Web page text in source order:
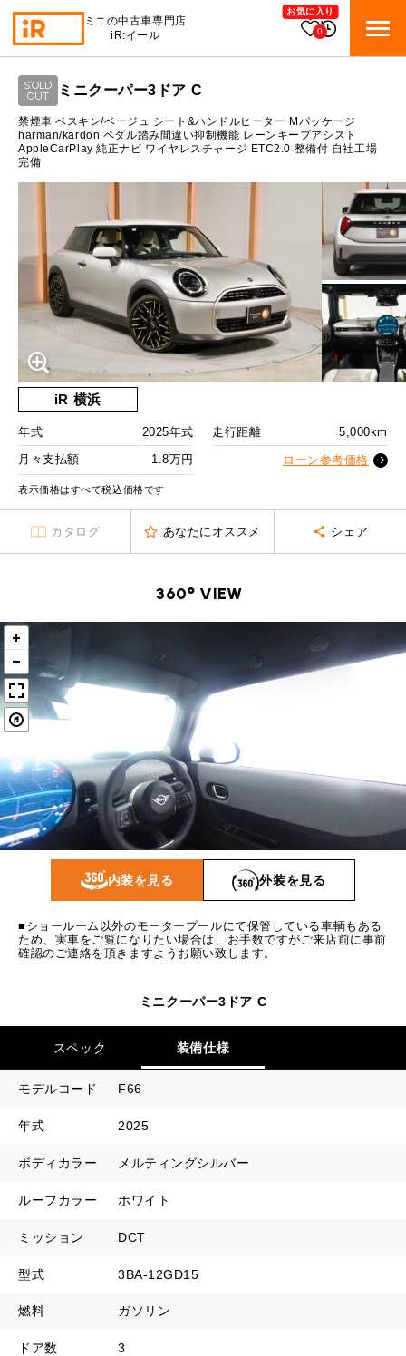
ミニの中古車専門店
iR:イール
お気に入り
0
BMW MINI BMWミニ 在庫検索
ROVER MINI ローバーミニ 在庫検索
TRADE 買取
TOP
iRの買取が他社よりも高い理由
売却手順
必要書類
買取Q&A
iRで愛車を売却されたお客様の声
BMWミニ買取査定依頼
ローバーミニ買取査定依頼
MAINTENANCE メンテナンス
TOP
BMWミニ メンテナンス
ローバーミニ メンテナンス
BLOG & MEDIA ブログ＆メディア
TOP
MINI Blog スタッフブログ
User's Voice 購入者様の声
Part's Report
Movie 動画一覧
MINI KNOWLEDGE ミニナレッジ
BMWミニナレッジ
ローバーミニナレッジ
会社概要
スタッフ紹介
RECRUIT 採用情報
お知らせ プライバシーポリシー
工場
お問い合わせ
BMW MINIサービス工場
iR TECH FACTORY
ROVER MINI
iR MAKERS
TEL
MAP
査定依頼
来店予約
営業時間
10:00～18:00
定休日
月曜日（祝日の場合は火曜日）
月々支払額 2.6 万円
391.7 万円
50 万円
支払回数 84 回
ボーナス支払回数/年 2 回
内訳
1回目
2回目以降
ボーナス月追加額 90,000 円
ボーナス月数
残価ローンの場合
頭金
残価
支払回数
内訳
1回目
2回目以降 17,600 円
ボーナス月追加額
SOLD
OUT
ミニクーパー3ドア C
禁煙車 ベスキン/ベージュ シート&ハンドルヒーター Mパッケージ
harman/kardon ペダル踏み間違い抑制機能 レーンキープアシスト
AppleCarPlay 純正ナビ ワイヤレスチャージ ETC2.0 整備付 自社工場
完備
iR 横浜
年式 2025年式 走行距離
5,000km
月々支払額
1.8万円 ローン参考価格
表示価格はすべて税込価格です
カタログ あなたにオススメ シェア
360° VIEW
内装を見る 外装を見る
■ショールーム以外のモータープールにて保管している車輌もある
ため、実車をご覧になりたい場合は、お手数ですがご来店前に事前
確認のご連絡を頂きますようお願い致します。
ミニクーパー3ドア C
スペック 装備仕様
モデルコード F66
年式 2025
ボディカラー メルティングシルバー
ルーフカラー ホワイト
ミッション DCT
型式 3BA-12GD15
燃料 ガソリン
ドア数 3